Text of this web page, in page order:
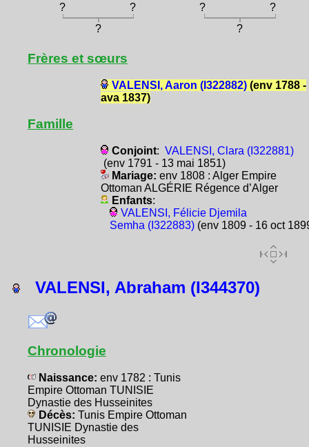
? ? ?
?
?
?
Frères et sœurs
VALENSI, Aaron (I322882)(env 1788 -
ava 1837)
Famille
Conjoint: VALENSI, Clara (I322881)
(env 1791 - 13 mai 1851)
Mariage: env 1808 : Alger Empire
Ottoman ALGÉRIE Régence d’Alger
Enfants:
VALENSI, Félicie Djemila
Semha (I322883)(env 1809 - 16 oct
VALENSI, Abraham (I344370)
Chronologie
Naissance: env 1782 : Tunis
Empire Ottoman TUNISIE
Dynastie des Husseinites
Décès: Tunis Empire Ottoman
TUNISIE Dynastie des
Husseinites